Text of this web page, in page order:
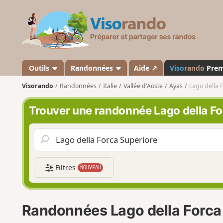
s
a
n
d
o
Outils Randonnées Aide ↗ Visorando
Visorando Randonnées Italie Vallée d'Aoste Ayas Lago della
Trouver une randonnée Lago della
Filtres NOUVEAU
Randonnées Lago della